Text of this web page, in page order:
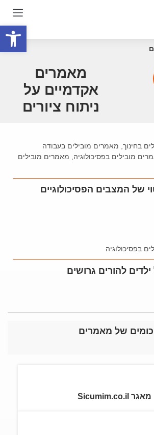
מאמרים
אקדמיים על
ניתוח ציורים
בחינוך מאמרים מובילים בעבודה
מובילים בפסיכולוגיה
מאמרים מובילים
של המצבים הפסיכולוגיים
בפסיכולוגיה
להורים גרושים
של מאמרים
מאגר Sicumim.co.il
פתח